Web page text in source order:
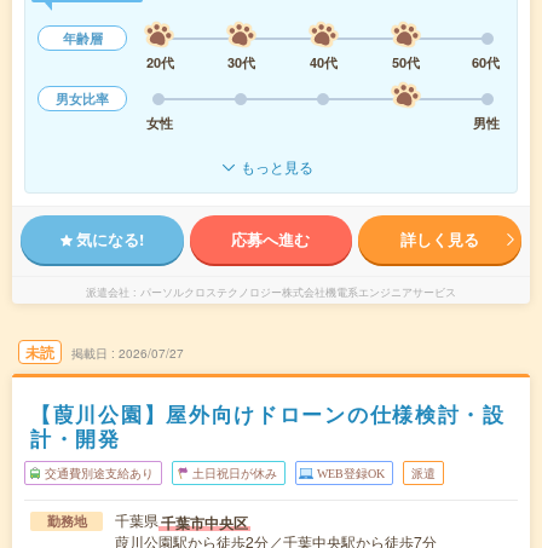
年齢層
20代
30代 40代 50代
60代
男女比率
女性
男性
もっと見る
気になる! 応募へ進む 詳しく見る
派遣会社 パーソルクロステクノロジー株式会社機電系エンジニアサービス
未読 掲載日 2026/07/27
【葭川公園】屋外向けドローンの仕様検討・設
計・開発
交通費別途支給あり 土日祝日が休み WEB登録OK 派遣
勤務地 千葉県千葉市中央区
葭川公園駅から徒歩2分／千葉中央駅から徒歩7分